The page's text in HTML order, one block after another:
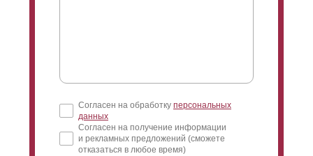
Согласен на обработку персональных
данных
Согласен на получение информации
и рекламных предложений (сможете
отказаться в любое время)